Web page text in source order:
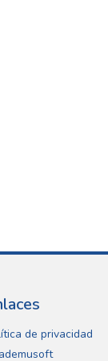
de privacidad